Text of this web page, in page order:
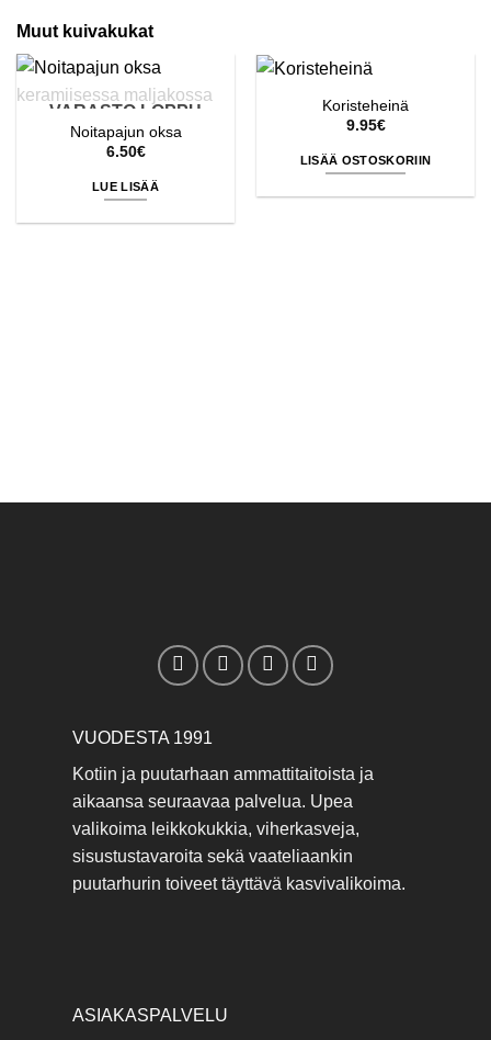
Muut kuivakukat
VARASTO LOPPU
Noitapajun oksa
6.50€
LUE LISÄÄ
Koristeheinä
9.95€
LISÄÄ OSTOSKORIIN
VUODESTA 1991
Kotiin ja puutarhaan ammattitaitoista ja
aikaansa seuraavaa palvelua. Upea
valikoima leikkokukkia, viherkasveja,
sisustustavaroita sekä vaateliaankin
puutarhurin toiveet täyttävä kasvivalikoima.
ASIAKASPALVELU